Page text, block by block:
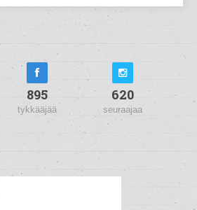
895
tykkääjää
620
seuraajaa